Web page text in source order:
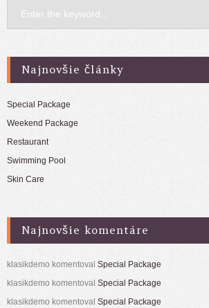
Najnovšie články
Special Package
Weekend Package
Restaurant
Swimming Pool
Skin Care
Najnovšie komentáre
klasikdemo komentoval Special Package
klasikdemo komentoval Special Package
klasikdemo komentoval Special Package